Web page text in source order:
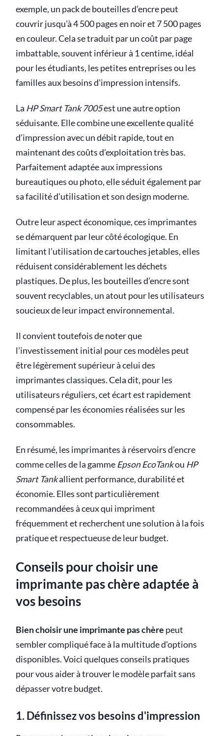
exemple, un pack de bouteilles d’encre peut
couvrir jusqu’à 4 500 pages en noir et 7 500 pages
en couleur. Cela se traduit par un coût par page
imbattable, souvent inférieur à 1 centime, idéal
pour les étudiants, les petites entreprises ou les
familles aux besoins d'impression intensifs.
La HP Smart Tank 7005est une autre option
séduisante. Elle combine une excellente qualité
d’impression avec un débit rapide, tout en
maintenant des coûts d’exploitation très bas.
Parfaitement adaptée aux impressions
bureautiques ou photo, elle séduit également par
sa facilité d'utilisation et son design moderne.
Outre leur aspect économique, ces imprimantes
se démarquent par leur côté écologique. En
limitant l’utilisation de cartouches jetables, elles
réduisent considérablement les déchets
plastiques. De plus, les bouteilles d’encre sont
souvent recyclables, un atout pour les utilisateurs
soucieux de leur impact environnemental.
Il convient toutefois de noter que
l’investissement initial pour ces modèles peut
être légèrement supérieur à celui des
imprimantes classiques. Cela dit, pour les
utilisateurs réguliers, cet écart est rapidement
compensé par les économies réalisées sur les
consommables.
En résumé, les imprimantes à réservoirs d’encre
comme celles de la gamme Epson EcoTankou HP
Smart Tankallient performance, durabilité et
économie. Elles sont particulièrement
recommandées à ceux qui impriment
fréquemment et recherchent une solution à la fois
pratique et respectueuse de leur budget.
Conseils pour choisir une
imprimante pas chère adaptée à
vos besoins
Bien choisir une imprimante pas chère peut
sembler compliqué face à la multitude d'options
disponibles. Voici quelques conseils pratiques
pour vous aider à trouver le modèle parfait sans
dépasser votre budget.
1. Définissez vos besoins d'impression